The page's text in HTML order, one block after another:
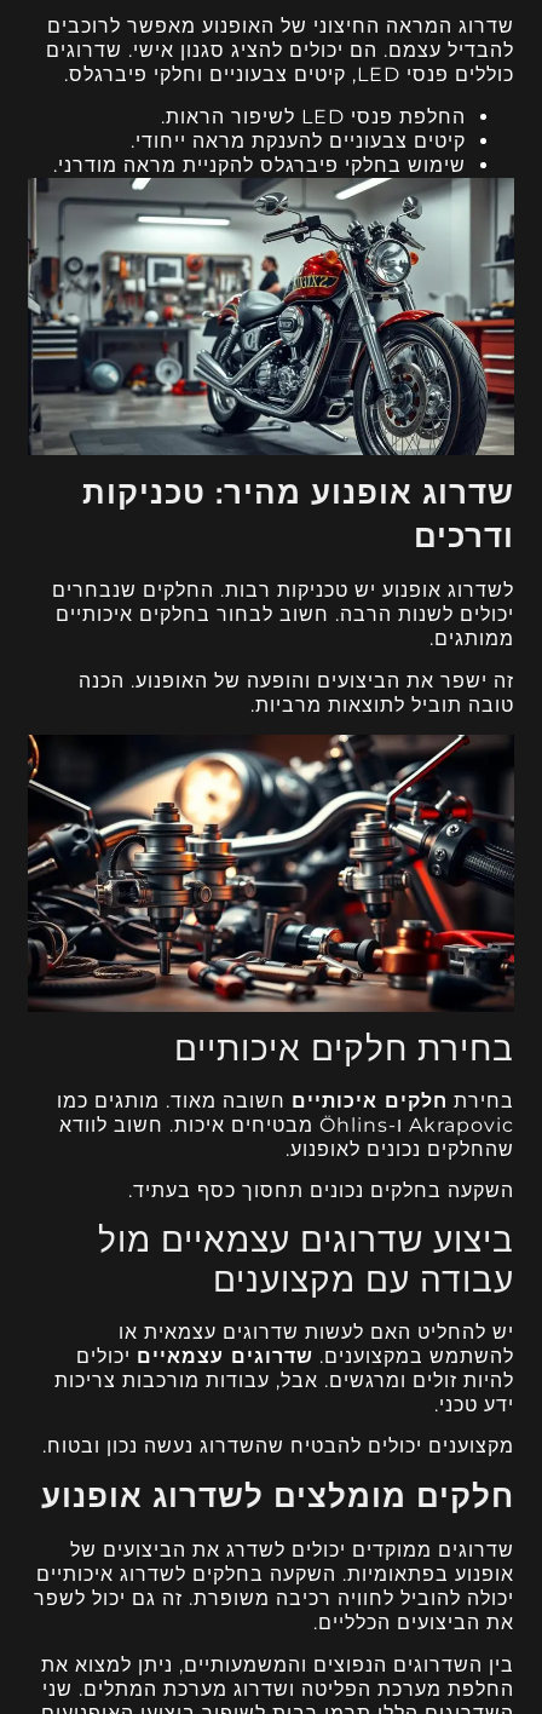
שדרוג המראה החיצוני של האופנוע מאפשר לרוכבים
להבדיל עצמם. הם יכולים להציג סגנון אישי. שדרוגים
כוללים פנסי LED, קיטים צבעוניים וחלקי פיברגלס.
החלפת פנסי LED לשיפור הראות.
קיטים צבעוניים להענקת מראה ייחודי.
שימוש בחלקי פיברגלס להקניית מראה מודרני.
שדרוג אופנוע מהיר: טכניקות
ודרכים
לשדרוג אופנוע יש טכניקות רבות. החלקים שנבחרים
יכולים לשנות הרבה. חשוב לבחור בחלקים איכותיים
ממותגים.
זה ישפר את הביצועים והופעה של האופנוע. הכנה
טובה תוביל לתוצאות מרביות.
בחירת חלקים איכותיים
בחירת חלקים איכותיים חשובה מאוד. מותגים כמו
Akrapovic ו-Öhlins מבטיחים איכות. חשוב לוודא
שהחלקים נכונים לאופנוע.
השקעה בחלקים נכונים תחסוך כסף בעתיד.
ביצוע שדרוגים עצמאיים מול
עבודה עם מקצוענים
יש להחליט האם לעשות שדרוגים עצמאית או
להשתמש במקצוענים. שדרוגים עצמאיים יכולים
להיות זולים ומרגשים. אבל, עבודות מורכבות צריכות
ידע טכני.
מקצוענים יכולים להבטיח שהשדרוג נעשה נכון ובטוח.
חלקים מומלצים לשדרוג אופנוע
שדרוגים ממוקדים יכולים לשדרג את הביצועים של
אופנוע בפתאומיות. השקעה בחלקים לשדרוג איכותיים
יכולה להוביל לחוויה רכיבה משופרת. זה גם יכול לשפר
את הביצועים הכלליים.
בין השדרוגים הנפוצים והמשמעותיים, ניתן למצוא את
החלפת מערכת הפליטה ושדרוג מערכת המתלים. שני